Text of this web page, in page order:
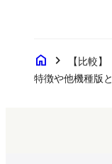
home chevron_right
【比較
特徴や他機種版